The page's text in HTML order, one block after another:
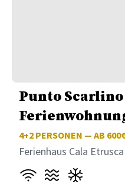
Punto Scarlino
4+2 PERSONEN — AB
Ferienhaus Cala